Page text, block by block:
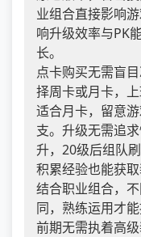
业组合直接影响
响升级效率与PK
长。
点卡购买无需盲
择周卡或月卡，
适合月卡，留意
支。升级无需追
升，20级后组队
积累经验也能获
结合职业组合，
同，熟练运用才能
前期无需执着高